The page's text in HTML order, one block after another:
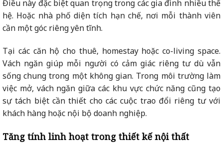
Điều này đặc biệt quan trọng trong các gia đình nhiều thế
hệ. Hoặc nhà phố diện tích hạn chế, nơi mỗi thành viên
cần một góc riêng yên tĩnh.
Tại các căn hộ cho thuê, homestay hoặc co-living space.
Vách ngăn giúp mỗi người có cảm giác riêng tư dù vẫn
sống chung trong một không gian. Trong môi trường làm
việc mở, vách ngăn giữa các khu vực chức năng cũng tạo
sự tách biệt cần thiết cho các cuộc trao đổi riêng tư với
khách hàng hoặc nội bộ doanh nghiệp.
Tăng tính linh hoạt trong thiết kế nội thất